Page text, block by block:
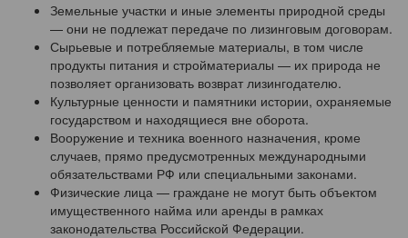
Земельные участки и иные элементы природной среды
— они не подлежат передаче по лизинговым договорам.
Сырьевые и потребляемые материалы, в том числе
продукты питания и стройматериалы — их природа не
позволяет организовать возврат лизингодателю.
Культурные ценности и памятники истории, охраняемые
государством и находящиеся вне оборота.
Вооружение и техника военного назначения, кроме
случаев, прямо предусмотренных международными
обязательствами РФ или специальными законами.
Физические лица — граждане не могут быть объектом
имущественного найма или аренды в рамках
законодательства Российской Федерации.